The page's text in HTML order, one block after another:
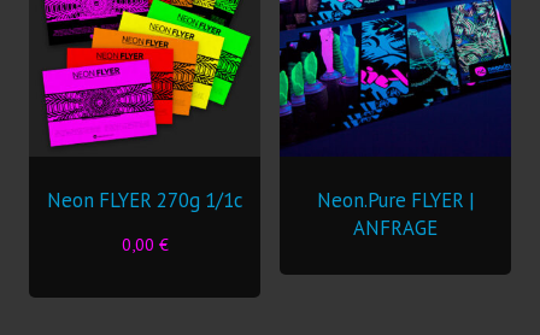
Neon FLYER 270g 1/1c
0,00 €
Neon.Pure FLYER |
ANFRAGE